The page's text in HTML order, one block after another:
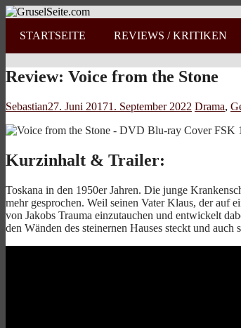
STARTSEITE REVIEWS / KRITIKEN
Review: Voice from the Stone
Sebastian27. Juni 20171. September 2022 Drama,
Kurzinhalt & Trailer:
Toskana in den 1950er Jahren. Die junge
mehr gesprochen. Weil seinen Vater Klaus, der auf
von Jakobs Trauma einzutauchen und entwickelt
den Wänden des steinernen Hauses steckt und